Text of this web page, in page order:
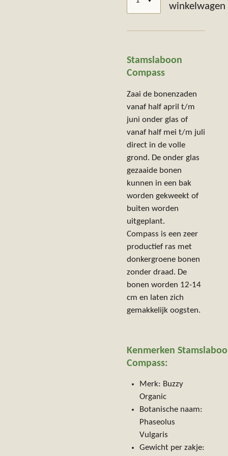
winkelwagen
Stamslaboon
Compass
Zaai de bonenzaden
vanaf half april t/m
juni onder glas of
vanaf half mei t/m juli
direct in de volle
grond. De onder glas
gezaaide bonen
kunnen in een bak
worden gekweekt of
buiten worden
uitgeplant.
Compass is een zeer
productief ras met
donkergroene bonen
zonder draad. De
bonen worden 12-14
cm en laten zich
gemakkelijk oogsten.
Kenmerken
Compass:
Merk: Buzzy
Organic
Botanische naam:
Phaseolus
Vulgaris
Gewicht per zakje: